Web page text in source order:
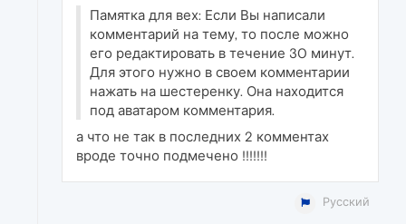
Памятка для вех: Если Вы написали
комментарий на тему, то после можно
его редактировать в течение 30 минут.
Для этого нужно в своем комментарии
нажать на шестеренку. Она находится
под аватаром комментария.
а что не так в последних 2 комментах
вроде точно подмечено !!!!!!!
Русский